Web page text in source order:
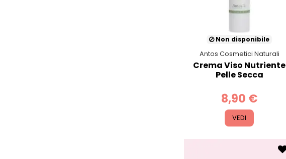
Non disponibile
Antos Cosmetici Naturali
Crema Viso Nutriente
Pelle Secca
8,90 €
VEDI